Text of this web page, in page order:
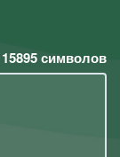
15895символов